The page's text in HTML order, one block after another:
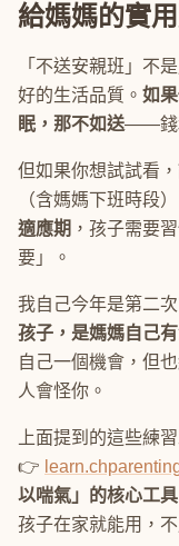
給媽媽的實
「不送安親班」不
好的生活品質。 如
眠，那不如送——錢
但如果你想試試看，
（含媽媽下班時段
適應期 ，孩子需要
要」。
我自己今年是第二
孩子，是媽媽自己
自己一個機會，但
人會怪你。
上面提到的這些練
👉
以喘氣」的核心工具
孩子在家就能用，